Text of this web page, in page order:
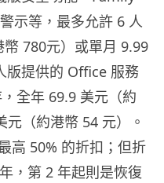
示等，最多允許 6 人
780元）或單月 9.99
版提供的 Office 服務
全年 69.9 美元（約
（約港幣 54 元）。
高 50% 的折扣；但折
，第 2 年起則是恢復